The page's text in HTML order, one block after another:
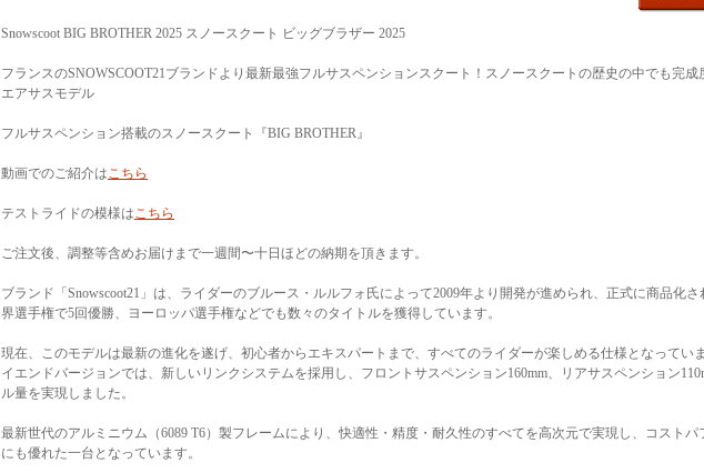
Snowscoot BIG BROTHER 2025 スノースクート ビッグブラザー 2025
フランスのSNOWSCOOT21ブランドより最新最強フルサスペンションスクート！スノースクートの歴史の中でも完成
エアサスモデル
フルサスペンション搭載のスノースクート『BIG BROTHER』
動画でのご紹介はこちら
テストライドの模様はこちら
ご注文後、調整等含めお届けまで一週間〜十日ほどの納期を頂きます。
ブランド「Snowscoot21」は、ライダーのブルース・ルルフォ氏によって2009年より開発が進められ、正式に商品化
界選手権で5回優勝、ヨーロッパ選手権などでも数々のタイトルを獲得しています。
現在、このモデルは最新の進化を遂げ、初心者からエキスパートまで、すべてのライダーが楽しめる仕様となってい
イエンドバージョンでは、新しいリンクシステムを採用し、フロントサスペンション160mm、リアサスペンション
ル量を実現しました。
最新世代のアルミニウム（6089 T6）製フレームにより、快適性・精度・耐久性のすべてを高次元で実現し、コストパ
にも優れた一台となっています。